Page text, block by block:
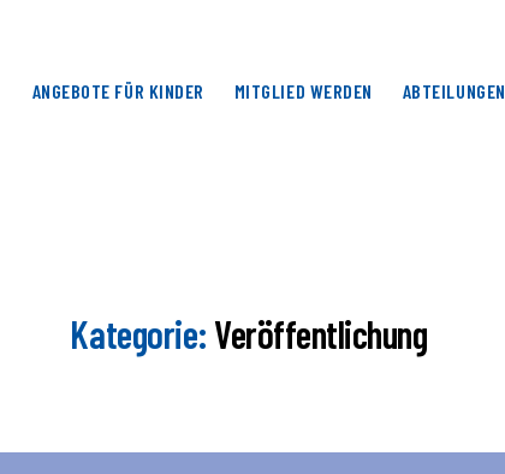
ANGEBOTE FÜR KINDER MITGLIED WERDEN ABTEILUNGEN
Kategorie: Veröffentlichung